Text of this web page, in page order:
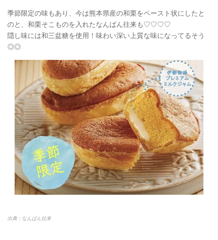
季節限定の味もあり、今は熊本県産の和栗をペースト状にしたと
のと、和栗そこものを入れたなんばん往来も♡♡♡♡
隠し味には和三盆糖を使用！味わい深い上質な味になってるそう
◎◎
出典：なんばん往来